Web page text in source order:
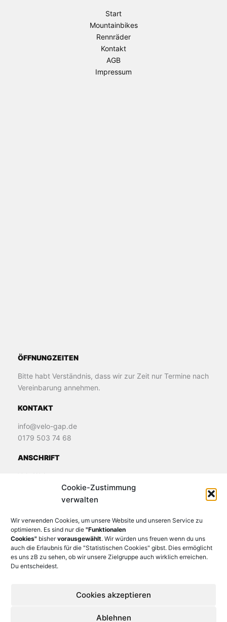
Cookie-Zustimmung
verwalten
Wir verwenden Cookies, um unsere Website und unseren Service zu
optimieren. Es sind nur die "Funktionalen
Cookies" bishervorausgewählt. Wir würden uns freuen wenn du uns
auch die Erlaubnis für die "Statistischen Cookies" gibst. Dies ermöglicht
es uns zB zu sehen, ob wir unsere Zielgruppe auch wirklich erreichen.
Du entscheidest.
Cookies akzeptieren
Ablehnen
Start
Mountainbikes
Rennräder
Kontakt
AGB
Impressum
ÖFFNUNGZEITEN
Bitte habt Verständnis, dass wir zur Zeit nur Termine nach
Vereinbarung annehmen.
KONTAKT
info@velo-gap.de
0179 503 74 68
ANSCHRIFT
Velo Welt
James-Loeb-Straße 11
82481 Murnau